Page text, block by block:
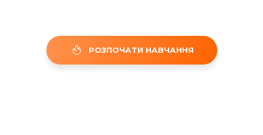
РОЗПОЧАТИ НАВЧАННЯ